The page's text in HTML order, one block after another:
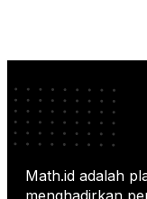
Math.id adalah
menghadirkan